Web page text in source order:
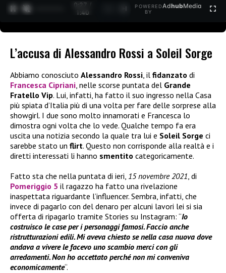
0:27 /
1:40
POWERED
BY
AdhubMedia
L’accusa di Alessandro Rossi a Soleil Sorge
Abbiamo conosciuto Alessandro Rossi, il fidanzato di
Francesca Cipriani, nelle scorse puntata del Grande
Fratello Vip. Lui, infatti, ha fatto il suo ingresso nella Casa
più spiata d’Italia più di una volta per fare delle sorprese alla
showgirl. I due sono molto innamorati e Francesca lo
dimostra ogni volta che lo vede. Qualche tempo fa era
uscita una notizia secondo la quale tra lui e Soleil Sorge ci
sarebbe stato un flirt. Questo non corrisponde alla realtà e i
diretti interessati li hanno smentito categoricamente.
Fatto sta che nella puntata di ieri, 15 novembre 2021, di
Pomeriggio 5 il ragazzo ha fatto una rivelazione
inaspettata riguardante l’influencer. Sembra, infatti, che
invece di pagarlo con del denaro per alcuni lavori lei si sia
offerta di ripagarlo tramite Stories su Instagram: “Io
costruisco le case per i personaggi famosi. Faccio anche
ristrutturazioni edili. Mi aveva chiesto se nella casa nuova dove
andava a vivere le facevo uno scambio merci con gli
arredamenti. Non ho accettato perché non mi conveniva
economicamente“.